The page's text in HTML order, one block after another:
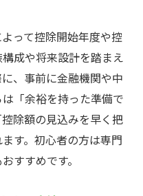
って控除開始年度や控
成や将来設計を踏まえ
、事前に金融機関や中
「余裕を持った準備で
除額の見込みを早く把
す。初心者の方は専門
すすめです。